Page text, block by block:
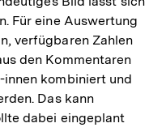
Für eine Auswertung
verfügbaren Zahlen
den Kommentaren
kombiniert und
Das kann
dabei eingeplant